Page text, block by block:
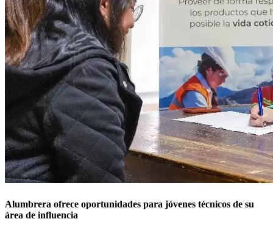
Alumbrera ofrece oportunidades para jóvenes técnicos de su
área de influencia